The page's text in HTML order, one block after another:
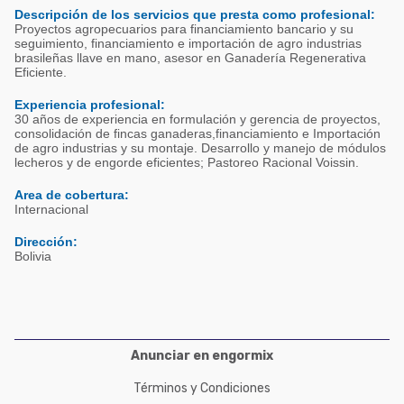
Acuacultura
Micotoxinas
Avicultura
Porcicultura
Lechería
Balanceados - Piensos
Comunidades en portugués
Micotoxinas
Porcicultura
Ganadería
Lechería
Descripción de los servicios que presta como profesional:
Proyectos agropecuarios para financiamiento bancario y su
seguimiento, financiamiento e importación de agro industrias
brasileñas llave en mano, asesor en Ganadería Regenerativa
Eficiente.
Experiencia profesional:
30 años de experiencia en formulación y gerencia de proyectos,
consolidación de fincas ganaderas,financiamiento e Importación
de agro industrias y su montaje. Desarrollo y manejo de módulos
lecheros y de engorde eficientes; Pastoreo Racional Voissin.
Area de cobertura:
Internacional
Dirección:
Bolivia
Anunciar en engormix
Términos y Condiciones